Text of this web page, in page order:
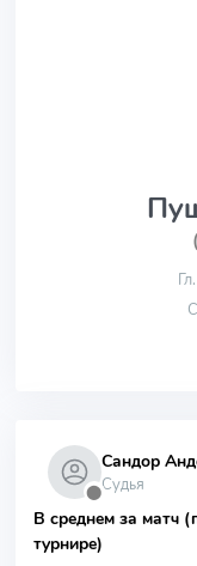
⬤
Сандор
Судья
В среднем за матч
турнире)